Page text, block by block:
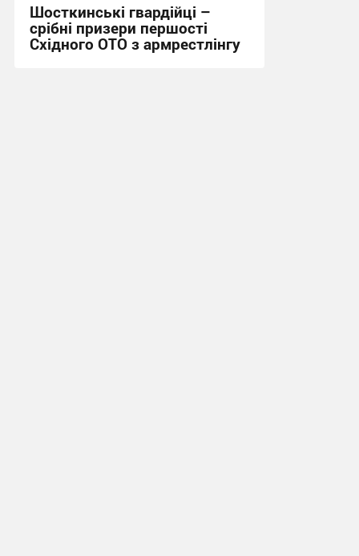
Шосткинські гвардійці –
срібні призери першості
Східного ОТО з армрестлінгу